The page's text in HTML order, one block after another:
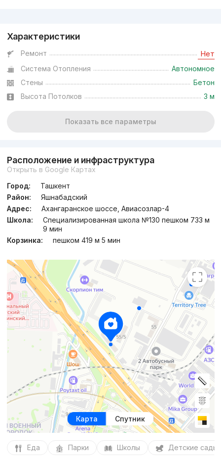
Характеристики
Ремонт Нет
Система Отопления
Автономное
Стены
Бетон
Высота Потолков
3 м
Показать все параметры
Расположение и инфраструктура
Открыть в Google Картах
Город:
Ташкент
Район:
Яшнабадский
Адрес:
Ахангаранское шоссе, Авиасозлар-4
Школа:
Специализированная школа №130 пешком 733 м
9 мин
Корзинка:
пешком 419 м 5 мин
Карта Спутник
Еда Парки Школы Детские сады